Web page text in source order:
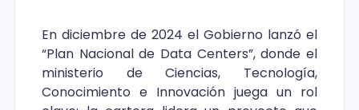
En diciembre de 2024 el Gobierno lanzó el
“Plan Nacional de Data Centers”, donde el
ministerio de Ciencias, Tecnología,
Conocimiento e Innovación juega un rol